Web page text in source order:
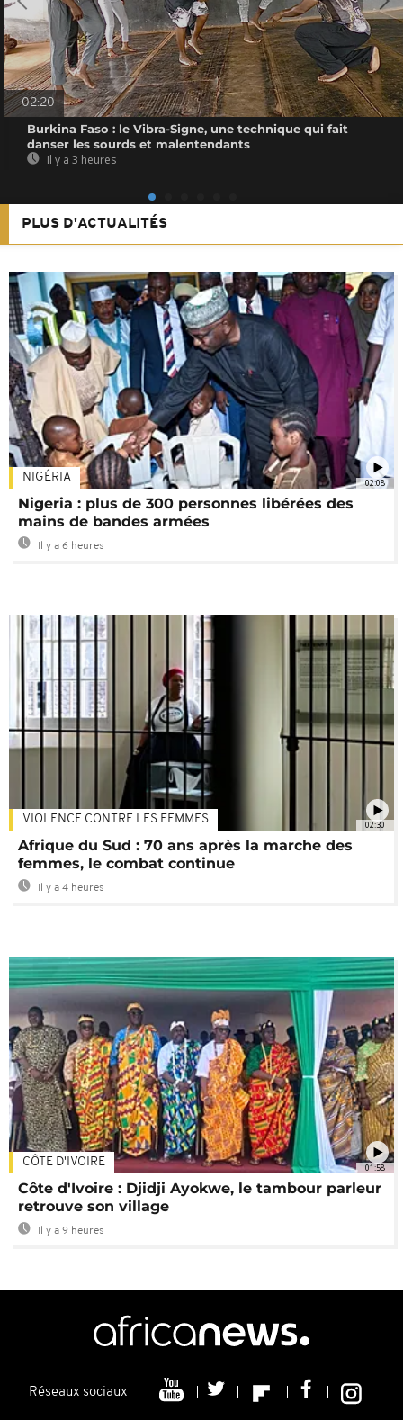
02:20
Burkina Faso : le Vibra-Signe, une technique qui fait
danser les sourds et malentendants
Il y a 3 heures
PLUS D'ACTUALITÉS
02:08
NIGÉRIA
Nigeria : plus de 300 personnes libérées des
mains de bandes armées
Il y a 6 heures
02:30
VIOLENCE CONTRE LES FEMMES
Afrique du Sud : 70 ans après la marche des
femmes, le combat continue
Il y a 4 heures
01:58
CÔTE D'IVOIRE
Côte d'Ivoire : Djidji Ayokwe, le tambour parleur
retrouve son village
Il y a 9 heures
Réseaux sociaux